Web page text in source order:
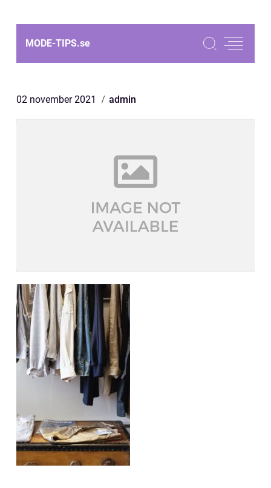
MODE-TIPS.se
02 november 2021 admin